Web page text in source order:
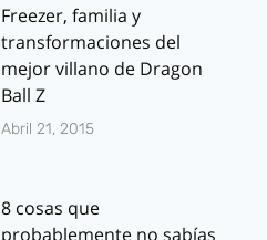
Freezer, familia y
transformaciones del
mejor villano de Dragon
Ball Z
Abril 21, 2015
8 cosas que
probablemente no sabías